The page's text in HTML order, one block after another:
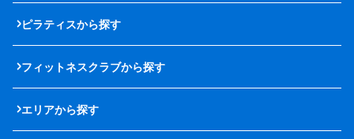
ピラティスから探す
フィットネスクラブから探す
エリアから探す